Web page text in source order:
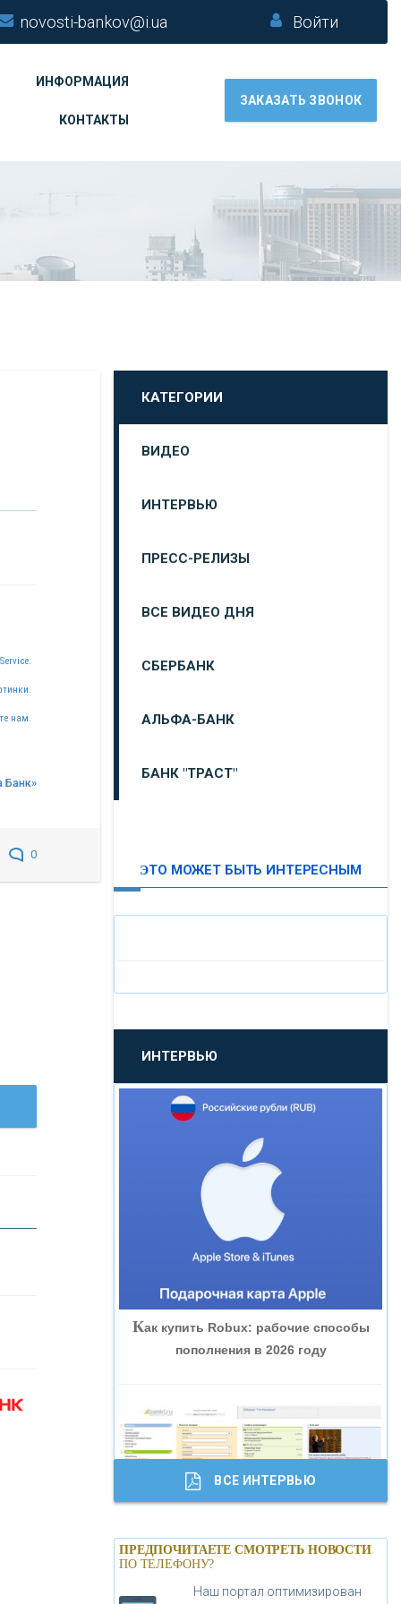
novosti-bankov@i.ua Войти
ИНФОРМАЦИЯ
КОНТАКТЫ
ЗАКАЗАТЬ ЗВОНОК
нам.
Банк»
0
КАТЕГОРИИ
ВИДЕО
ИНТЕРВЬЮ
ПРЕСС-РЕЛИЗЫ
ВСЕ ВИДЕО ДНЯ
СБЕРБАНК
АЛЬФА-БАНК
БАНК "ТРАСТ"
«ПРОМСВЯЗЬБАНК»
«НОВИКОМБАНК»
«СМП БАНК»
«ВНЕШПРОМБАНК»
«БАНК ГЛОБЭКС»
«ТРАСТ»
«ГАЗПРОМБАНК»
«МОСКОВСКИЙ КРЕДИТНЫЙ
БАНК»
ЭТО МОЖЕТ БЫТЬ ИНТЕРЕСНЫМ
ИНТЕРВЬЮ
Как купить Robux: рабочие способы
пополнения в 2026 году
Банки.ру обновил логотип впервые за
19 лет - «Лента новостей»
ВСЕ ИНТЕРВЬЮ
ПРЕДПОЧИТАЕТЕ СМОТРЕТЬ НОВОСТИ
ПО ТЕЛЕФОНУ?
Наш портал оптимизирован